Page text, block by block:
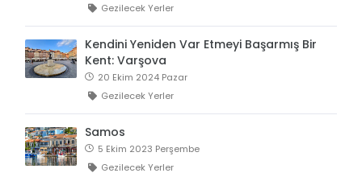
Gezilecek Yerler
Kendini Yeniden Var Etmeyi Başarmış Bir
Kent: Varşova
20 Ekim 2024 Pazar
Gezilecek Yerler
Samos
5 Ekim 2023 Perşembe
Gezilecek Yerler